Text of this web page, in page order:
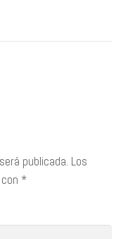
publicada. Los
*